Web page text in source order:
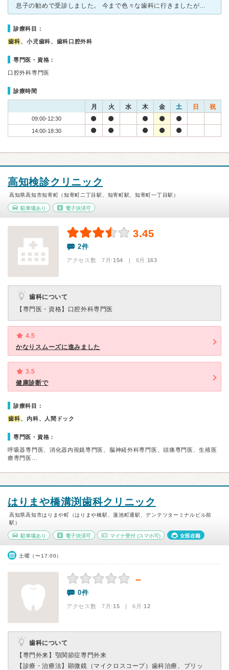
息子の勧めで受診しました。 今まで色々な歯科に行きましたが、こちらが1番痛くなかったです。 口腔内チェックも優しく、出血がありません。（今までの歯科は、ポケットの深さチェックや歯石取りでとても痛く
診療科目：
歯科、小児歯科、歯科口腔外科
専門医・資格：
口腔外科専門医
診療時間
月 火 水 木 金 土 日 祝
09:00-12:30
14:00-18:30
高知検診クリニック
高知県高知市知寄町（知寄町二丁目駅、知寄町駅、知寄町一丁目駅）
駐車場あり 電子決済可
3.45
2件
アクセス数 7月:154 | 6月:163
歯科について
【専門医・資格】 口腔外科専門医
4.5
かなりスムーズに進みました
3.5
健康診断で
診療科目：
歯科、内科、人間ドック
専門医・資格：
呼吸器専門医、消化器内視鏡専門医、脳神経外科専門医、頭痛専門医、生殖医
療専門医…
はりまや橋溝渕歯科クリニック
高知県高知市はりまや町（はりまや橋駅、蓮池町通駅、デンテツターミナルビル前
駅）
駐車場あり 電子決済可 マイナ受付 (スマホ可) 女医在籍
土曜（〜17:00）
－
0件
アクセス数 7月:15 | 6月:12
歯科について
【専門外来】 顎関節症専門外来
【診療・治療法】 顕微鏡（マイクロスコープ）歯科治療、ブリッ